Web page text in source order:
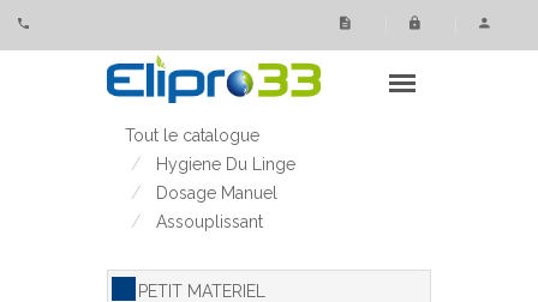
Tout le catalogue
Hygiene Du Linge
Dosage Manuel
Assouplissant
PETIT MATERIEL
Panneau de gestion des cookies